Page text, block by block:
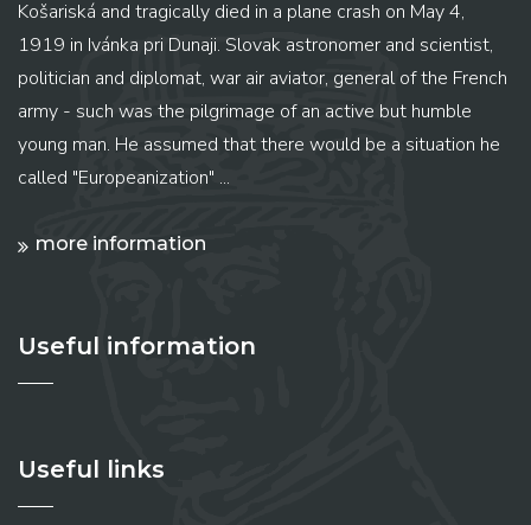
Košariská and tragically died in a plane crash on May 4,
1919 in Ivánka pri Dunaji. Slovak astronomer and scientist,
politician and diplomat, war air aviator, general of the French
army - such was the pilgrimage of an active but humble
young man. He assumed that there would be a situation he
called "Europeanization" ...
more information
Useful information
Useful links